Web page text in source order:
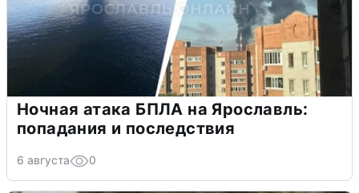
Ночная атака БПЛА на Ярославль:
попадания и последствия
6 августа 0